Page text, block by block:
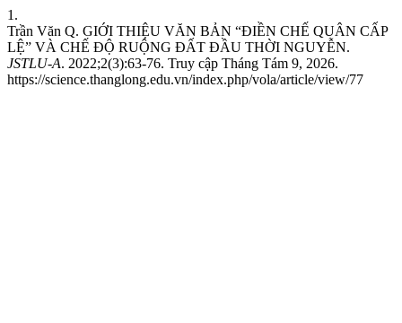
1.
Trần Văn Q. GIỚI THIỆU VĂN BẢN “ĐIỀN CHẾ QUÂN CẤP
LỆ” VÀ CHẾ ĐỘ RUỘNG ĐẤT ĐẦU THỜI NGUYỄN.
JSTLU-A. 2022;2(3):63-76. Truy cập Tháng Tám 9, 2026.
https://science.thanglong.edu.vn/index.php/vola/article/view/77